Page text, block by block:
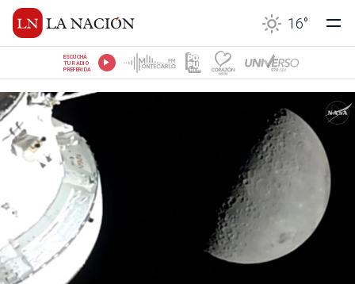
16°
ESCUCHÁ
TU RADIO
PREFERIDA